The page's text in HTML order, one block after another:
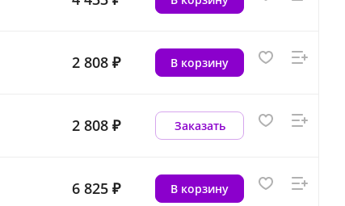
2 808 ₽ В корзину
2 808 ₽ Заказать
6 825 ₽ В корзину